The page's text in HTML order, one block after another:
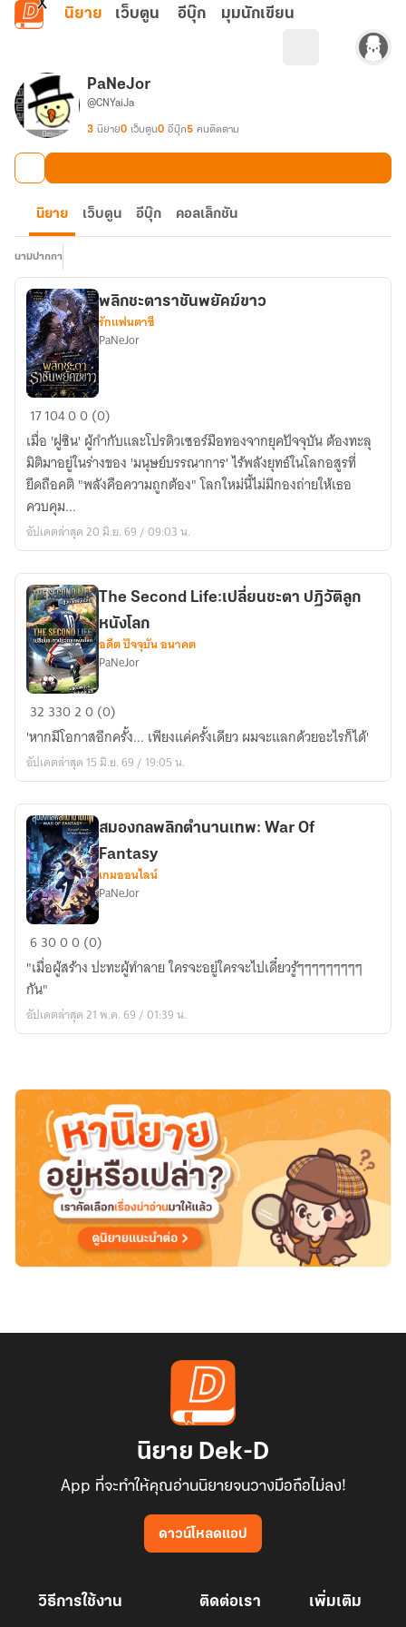
ข้ามไปยังเนื้อหาหลัก
นิยาย เว็บตูน อีบุ๊ก มุมนักเขียน
PaNeJor
@CNYaiJa
3 นิยาย0 เว็บตูน0 อีบุ๊ก5 คนติดตาม
นิยาย เว็บตูน อีบุ๊ก คอลเล็กชัน
นามปากกา
พลิก
ชะตา
ราชัน
พยัคฆ์
ขาว
พลิกชะตาราชันพยัคฆ์ขาว
รักแฟนตาซี
PaNeJor
1710400 (0)
เมื่อ 'ฝูซิน' ผู้กำกับและโปรดิวเซอร์มือทองจากยุคปัจจุบัน ต้องทะลุ
มิติมาอยู่ในร่างของ 'มนุษย์บรรณาการ' ไร้พลังยุทธ์ในโลกอสูรที่
ยึดถือคติ "พลังคือความถูกต้อง" โลกใหม่นี้ไม่มีกองถ่ายให้เธอ
ควบคุม...
อัปเดตล่าสุด 20 มิ.ย. 69 / 09:03 น.
The
Second
Life:เปลี่ยน
ชะตา
ลูก
หนัง
โลก
The Second Life:เปลี่ยนชะตา ปฏิวัติลูก
หนังโลก
อดีต ปัจจุบัน อนาคต
PaNeJor
32 33020 (0)
'หากมีโอกาสอีกครั้ง... เพียงแค่ครั้งเดียว ผมจะแลกด้วยอะไรก็ได้'
อัปเดตล่าสุด 15 มิ.ย. 69 / 19:05 น.
สมอง
กล
พลิก
ตำนาน
เทพ:
Fantasy
สมองกลพลิกตำนานเทพ: War Of
Fantasy
เกมออนไลน์
PaNeJor
63000 (0)
"เมื่อผู้สร้าง ปะทะผู้ทำลาย ใครจะอยู่ใครจะไปเดี๋ยวรู้ๆๆๆๆๆๆๆๆๆ
กัน"
อัปเดตล่าสุด 21 พ.ค. 69 / 01:39 น.
นิยาย Dek-D
App ที่จะทำให้คุณอ่านนิยายจนวางมือถือไม่ลง!
ดาวน์โหลดแอป
วิธีการใช้งาน ติดต่อเรา เพิ่มเติม